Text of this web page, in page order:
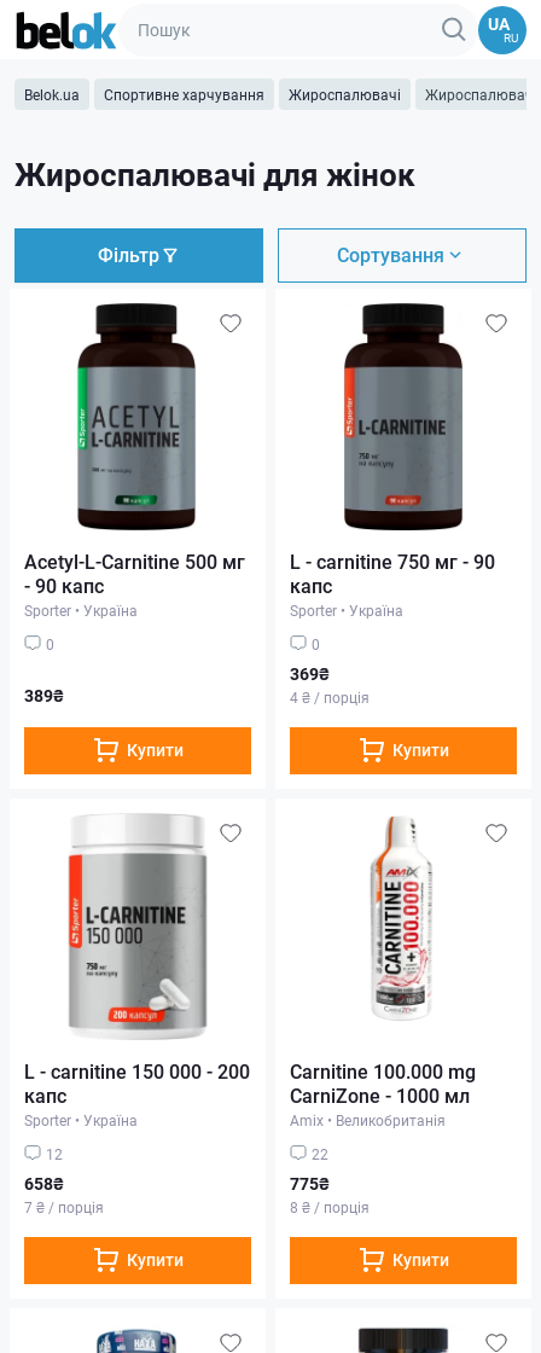
UA
RU
Belok.ua Спортивне харчування Жироспалювачі Жироспалювачі
Жироспалювачі для жінок
Фільтр Сортування
Acetyl-L-Carnitine 500 мг
- 90 капс
Sporter • Україна
0
389₴
Купити
L - carnitine 750 мг - 90
капс
Sporter • Україна
0
369₴
4 ₴ / порція
Купити
L - carnitine 150 000 - 200
капс
Sporter • Україна
12
658₴
7 ₴ / порція
Купити
Carnitine 100.000 mg
CarniZone - 1000 мл
Amix • Великобританія
22
775₴
8 ₴ / порція
Купити